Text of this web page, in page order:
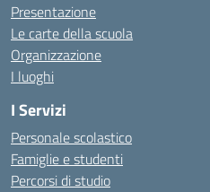
Presentazione
Le carte della scuola
Organizzazione
I luoghi
I Servizi
Personale scolastico
Famiglie e studenti
Percorsi di studio